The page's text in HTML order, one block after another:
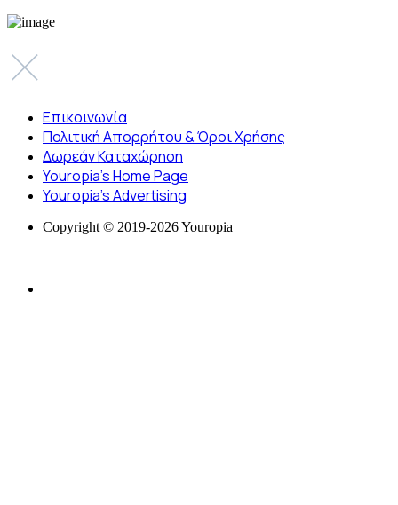
Επικοινωνία
Πολιτική Απορρήτου & Όροι Χρήσης
Δωρεάν Καταχώρηση
Youropia’s Home Page
Youropia’s Advertising
Copyright © 2019-2026 Youropia